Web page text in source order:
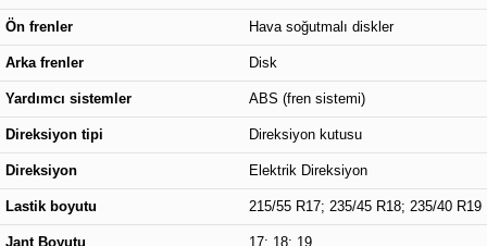
Ön frenler Hava soğutmalı diskler
Arka frenler Disk
Yardımcı sistemler ABS (fren sistemi)
Direksiyon tipi Direksiyon kutusu
Direksiyon Elektrik Direksiyon
Lastik boyutu 215/55 R17; 235/45 R18; 235/40 R19
Jant Boyutu 17; 18; 19